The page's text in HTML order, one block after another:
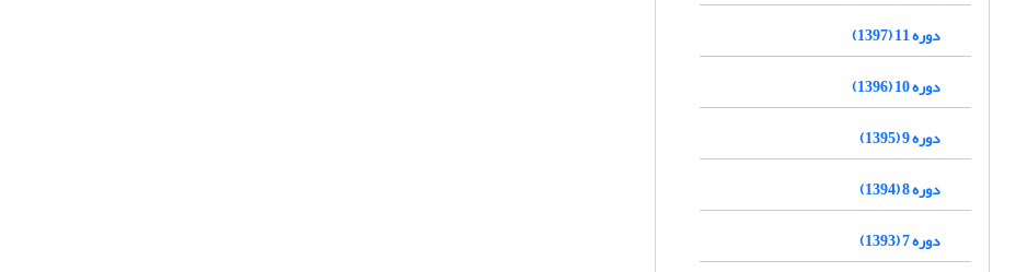
دوره 11 (1397)
دوره 10 (1396)
دوره 9 (1395)
دوره 8 (1394)
دوره 7 (1393)